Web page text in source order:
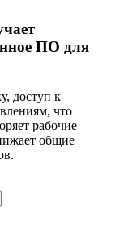
ПО для
доступ к
что
рабочие
общие